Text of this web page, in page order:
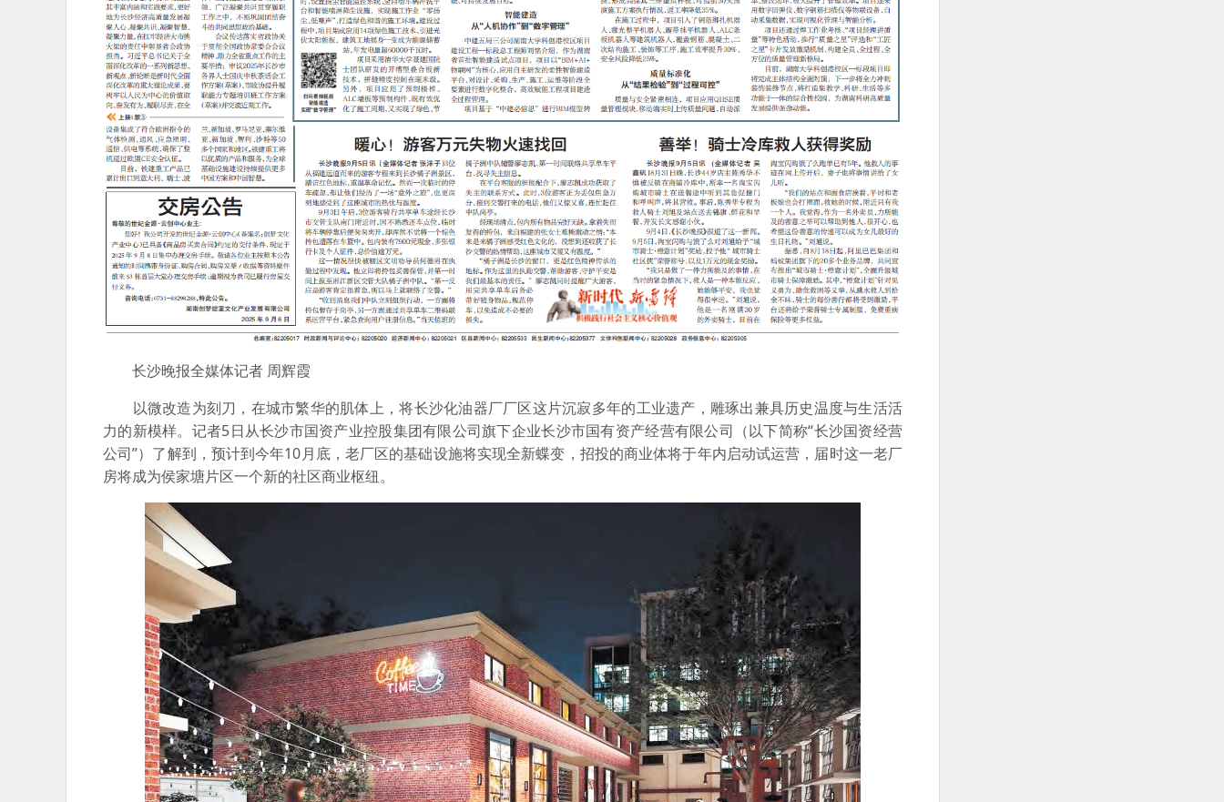
长沙晚报全媒体记者 周辉霞
以微改造为刻刀，在城市繁华的肌体上，将长沙化油器厂厂区这片沉寂多年的工业遗产，雕琢出兼具历史温度与生活活
力的新模样。记者5日从长沙市国资产业控股集团有限公司旗下企业长沙市国有资产经营有限公司（以下简称“长沙国资经营
公司”）了解到，预计到今年10月底，老厂区的基础设施将实现全新蝶变，招投的商业体将于年内启动试运营，届时这一老厂
房将成为侯家塘片区一个新的社区商业枢纽。